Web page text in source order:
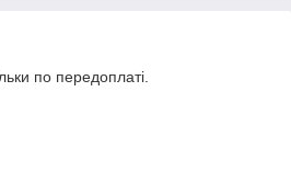
по передоплаті.